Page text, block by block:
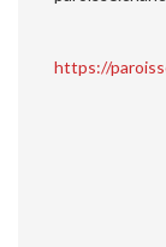
https://